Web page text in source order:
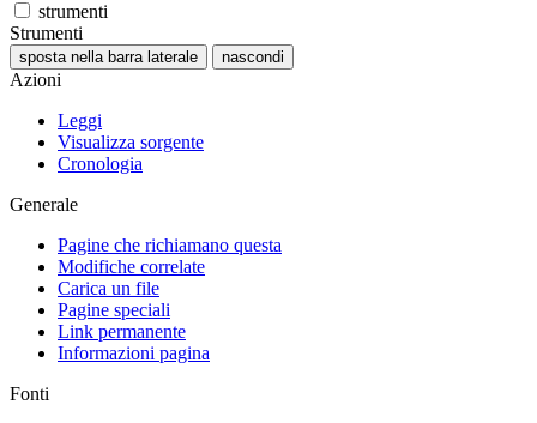
strumenti
Strumenti
sposta nella barra laterale nascondi
Azioni
Leggi
Visualizza sorgente
Cronologia
Generale
Pagine che richiamano questa
Modifiche correlate
Carica un file
Pagine speciali
Link permanente
Informazioni pagina
Fonti